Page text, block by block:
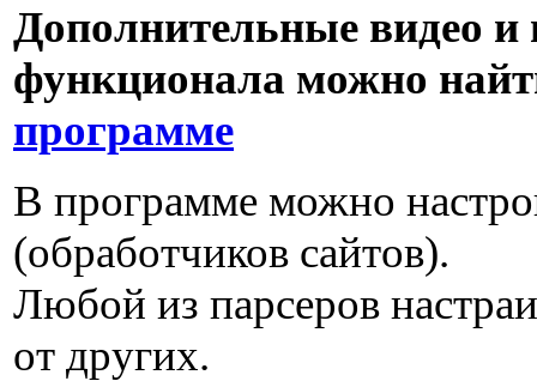
Дополнительные видео и
функционала можно
программе
В программе можно
(обработчиков сайтов).
Любой из парсеров
от других.